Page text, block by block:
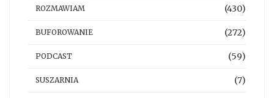
ROZMAWIAM (430)
BUFOROWANIE (272)
PODCAST (59)
SUSZARNIA (7)